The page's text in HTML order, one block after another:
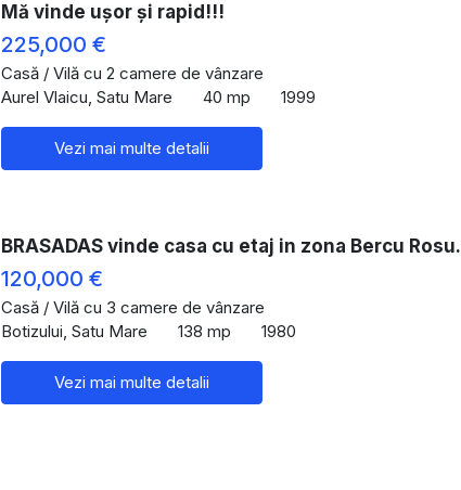
Mă vinde ușor și rapid!!!
225,000 €
Casă / Vilă cu 2 camere de vânzare
Aurel Vlaicu, Satu Mare
40 mp 1999
Vezi mai multe detalii
BRASADAS vinde casa cu etaj in zona Bercu Rosu.
120,000 €
Casă / Vilă cu 3 camere de vânzare
Botizului, Satu Mare
138 mp 1980
Vezi mai multe detalii